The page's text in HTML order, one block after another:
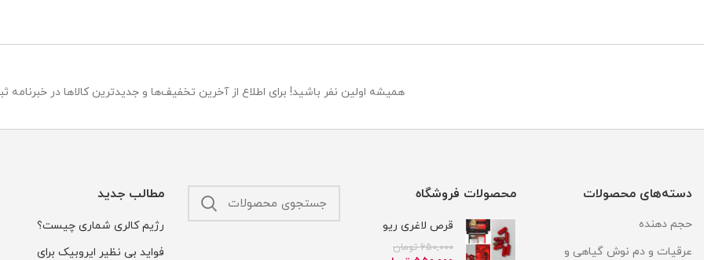
همیشه اولین نفر باشید! برای اطلاع از آخرین تخفیف‌ها و جدیدترین کالاها در خبرنامه
دسته‌های محصولات
حجم دهنده
عرقیات و دم نوش گیاهی و
محصولات فروشگاه
قرص لاغری ریو
650,000 تومان
مطالب جدید
رژیم کالری شماری چیست؟
فواید بی نظیر ایروبیک برای